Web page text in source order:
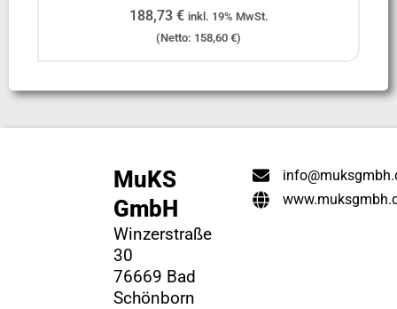
188,73 € inkl. 19% MwSt.
(Netto: 158,60 €)
MuKS
GmbH
Winzerstraße
30
76669 Bad
Schönborn